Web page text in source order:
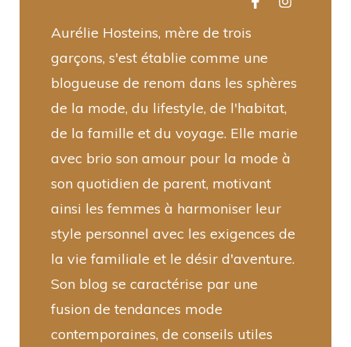
Aurélie Hosteins, mère de trois
garçons, s'est établie comme une
blogueuse de renom dans les sphères
de la mode, du lifestyle, de l'habitat,
de la famille et du voyage. Elle marie
avec brio son amour pour la mode à
son quotidien de parent, motivant
ainsi les femmes à harmoniser leur
style personnel avec les exigences de
la vie familiale et le désir d'aventure.
Son blog se caractérise par une
fusion de tendances mode
contemporaines, de conseils utiles